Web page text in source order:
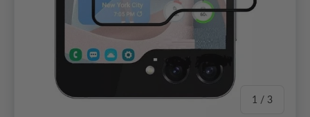
1 / av
3